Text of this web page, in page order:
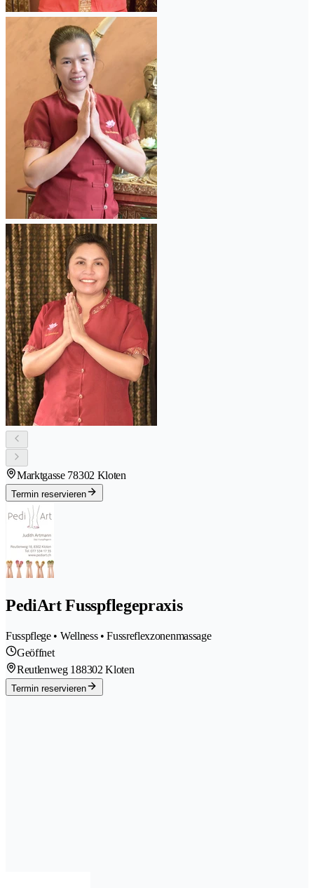
Marktgasse 78302 Kloten
Termin reservieren
PediArt Fusspflegepraxis
Fusspflege • Wellness • Fussreflexzonenmassage
Geöffnet
Reutlenweg 188302 Kloten
Termin reservieren